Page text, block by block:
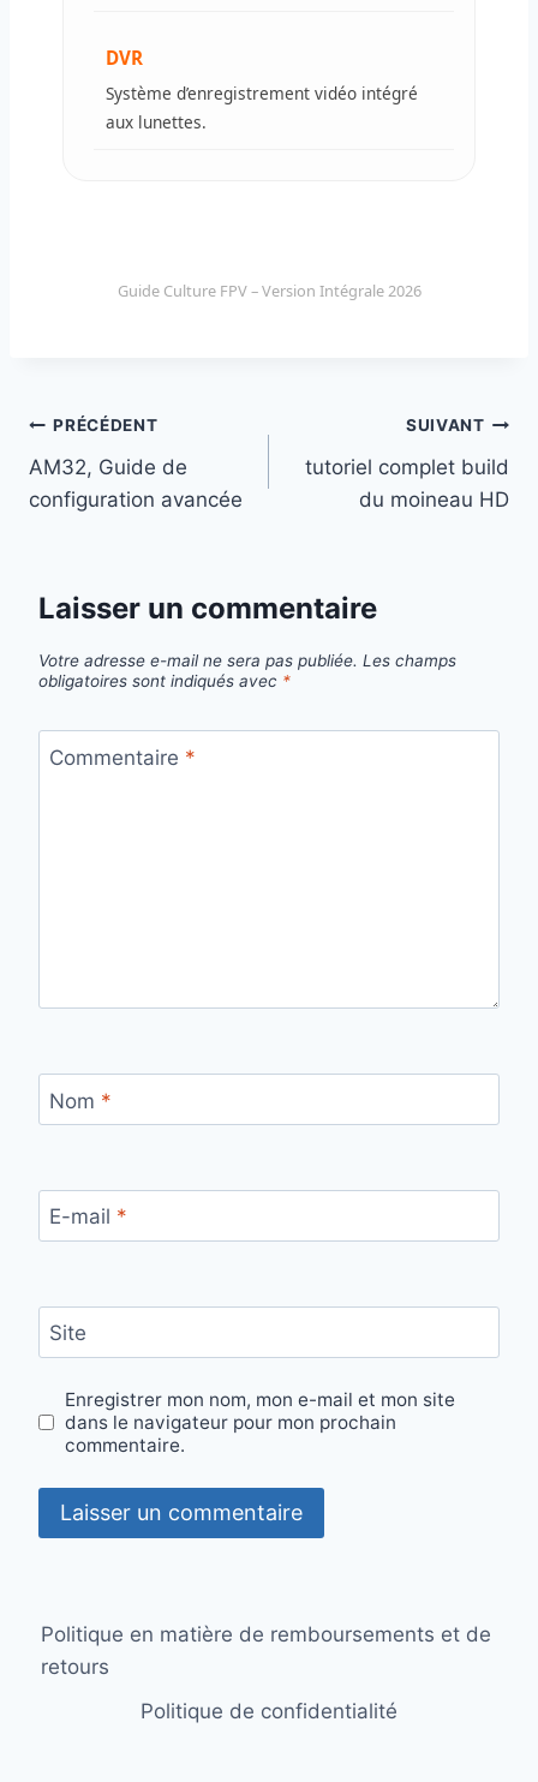
DVR
Système d’enregistrement vidéo intégré
aux lunettes.
Guide Culture FPV – Version Intégrale 2026
Navigation
de
PRÉCÉDENT
AM32, Guide de
configuration avancée
SUIVANT
tutoriel complet build
du moineau HD
Laisser un commentaire
Votre adresse e-mail ne sera pas publiée. Les champs
obligatoires sont indiqués avec *
Commentaire *
Nom *
E-mail *
Site
Enregistrer mon nom, mon e-mail et mon site
dans le navigateur pour mon prochain
commentaire.
Politique en matière de remboursements et de
retours
Politique de confidentialité